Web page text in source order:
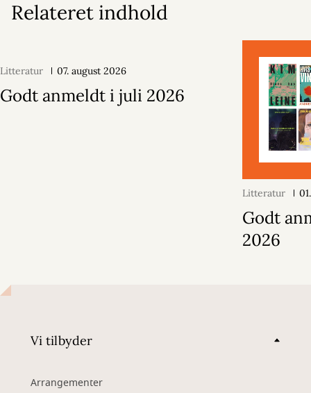
Relateret indhold
Litteratur 07. august 2026
Godt anmeldt i juli 2026
Litteratur
Godt
2026
Vi tilbyder
Arrangementer